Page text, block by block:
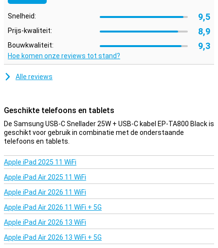
Snelheid: 9,5
Prijs-kwaliteit: 8,9
Bouwkwaliteit: 9,3
Hoe komen onze reviews tot stand?
Alle reviews
Geschikte telefoons en tablets
De Samsung USB-C Snellader 25W + USB-C kabel EP-TA800 Black is
geschikt voor gebruik in combinatie met de onderstaande
telefoons en tablets.
Apple iPad 2025 11 WiFi
Apple iPad Air 2025 11 WiFi
Apple iPad Air 2026 11 WiFi
Apple iPad Air 2026 11 WiFi + 5G
Apple iPad Air 2026 13 WiFi
Apple iPad Air 2026 13 WiFi + 5G